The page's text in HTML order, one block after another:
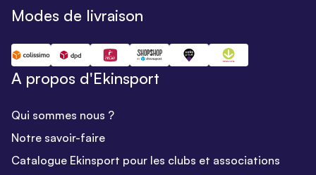
Modes de livraison
A propos d'Ekinsport
Qui sommes nous ?
Notre savoir-faire
Catalogue Ekinsport pour les clubs et associations